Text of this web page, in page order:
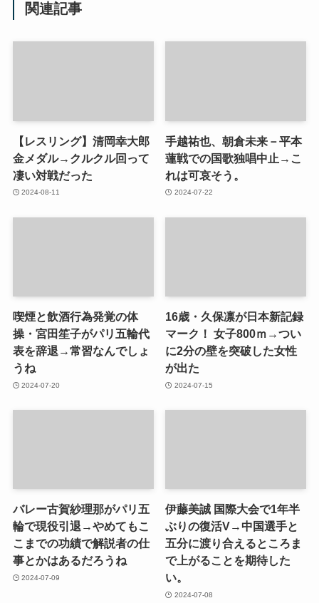
関連記事
【レスリング】清岡幸大郎
金メダル→クルクル回って
凄い対戦だった
2024-08-11
手越祐也、朝倉未来－平本
蓮戦での国歌独唱中止→こ
れは可哀そう。
2024-07-22
喫煙と飲酒行為発覚の体
操・宮田笙子がパリ五輪代
表を辞退→常習なんでしょ
うね
2024-07-20
16歳・久保凛が日本新記録
マーク！ 女子800ｍ→つい
に2分の壁を突破した女性
が出た
2024-07-15
バレー古賀紗理那がパリ五
輪で現役引退→やめてもこ
こまでの功績で解説者の仕
事とかはあるだろうね
2024-07-09
伊藤美誠 国際大会で1年半
ぶりの復活V→中国選手と
五分に渡り合えるところま
で上がることを期待した
い。
2024-07-08